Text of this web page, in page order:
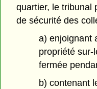
quartier, le tribunal
de sécurité des
a) enjoignant
propriété sur-
fermée
b) contenant